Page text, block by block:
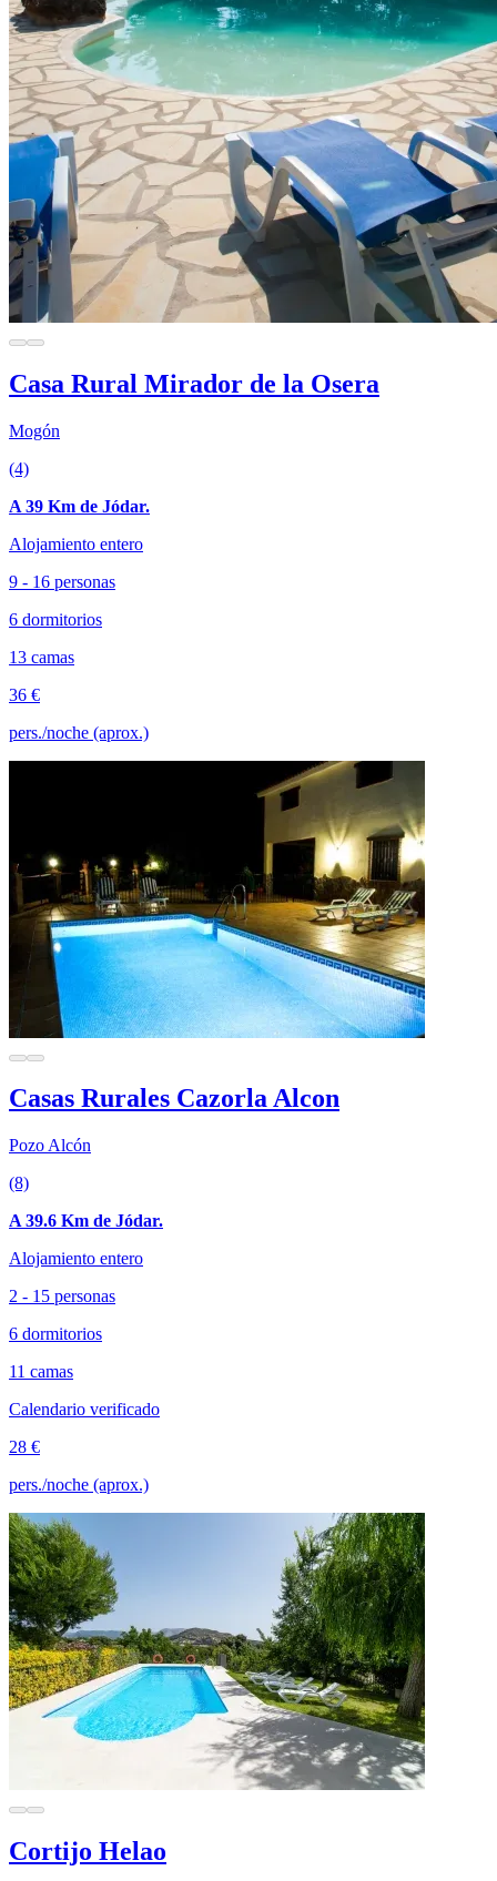
Casa Rural Mirador de la Osera
Mogón
(4)
A 39 Km de Jódar.
Alojamiento entero
9 - 16 personas
6 dormitorios
13 camas
36 €
pers./noche (aprox.)
Casas Rurales Cazorla Alcon
Pozo Alcón
(8)
A 39.6 Km de Jódar.
Alojamiento entero
2 - 15 personas
6 dormitorios
11 camas
Calendario verificado
28 €
pers./noche (aprox.)
Cortijo Helao